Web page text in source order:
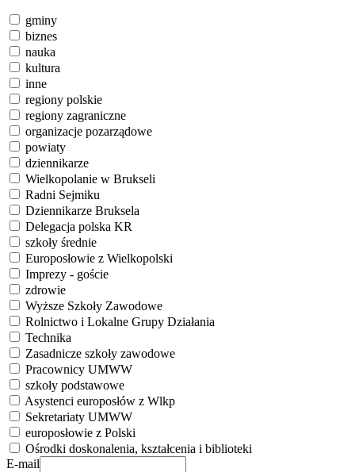
gminy
biznes
nauka
kultura
inne
regiony polskie
regiony zagraniczne
organizacje pozarządowe
powiaty
dziennikarze
Wielkopolanie w Brukseli
Radni Sejmiku
Dziennikarze Bruksela
Delegacja polska KR
szkoły średnie
Europosłowie z Wielkopolski
Imprezy - goście
zdrowie
Wyższe Szkoły Zawodowe
Rolnictwo i Lokalne Grupy Działania
Technika
Zasadnicze szkoły zawodowe
Pracownicy UMWW
szkoły podstawowe
Asystenci europosłów z Wlkp
Sekretariaty UMWW
europosłowie z Polski
Ośrodki doskonalenia, kształcenia i biblioteki
E-mail